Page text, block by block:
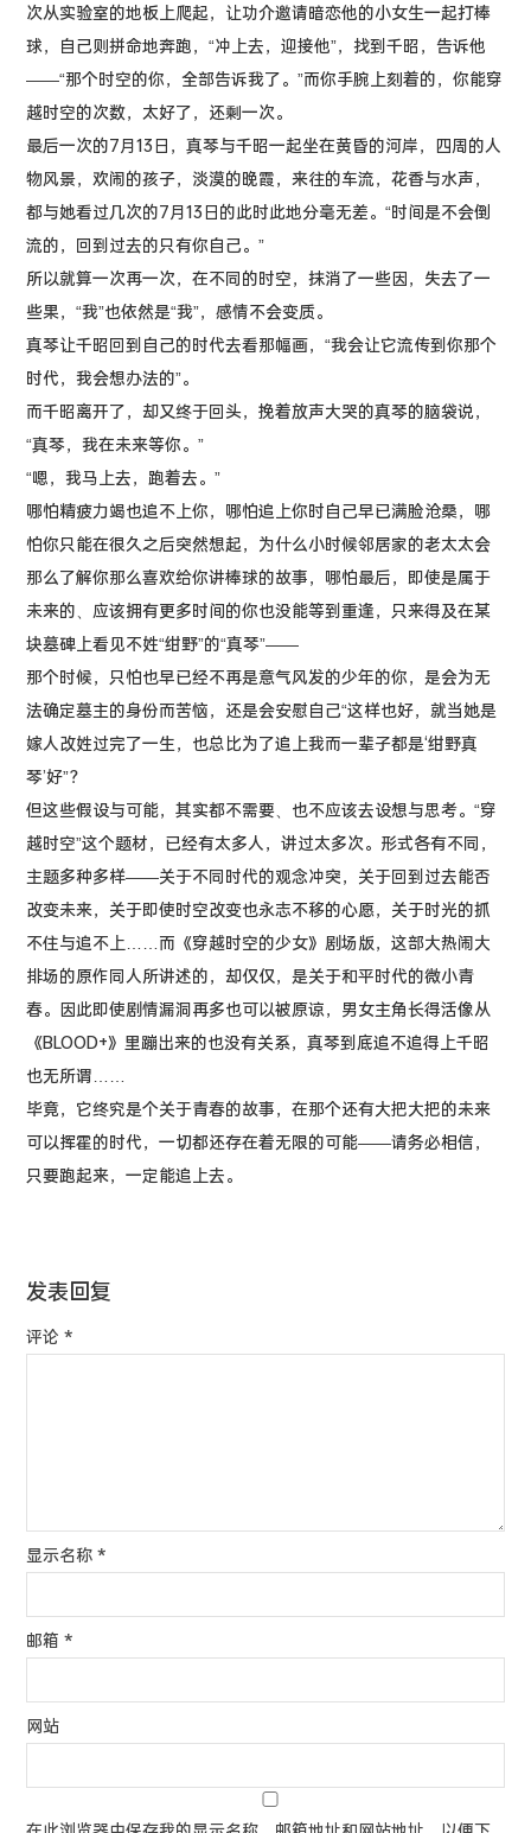
次从实验室的地板上爬起，让功介邀请暗恋他的小女生一起打棒
球，自己则拼命地奔跑，“冲上去，迎接他”，找到千昭，告诉他
——“那个时空的你，全部告诉我了。”而你手腕上刻着的，你能穿
越时空的次数，太好了，还剩一次。
最后一次的7月13日，真琴与千昭一起坐在黄昏的河岸，四周的人
物风景，欢闹的孩子，淡漠的晚霞，来往的车流，花香与水声，
都与她看过几次的7月13日的此时此地分毫无差。“时间是不会倒
流的，回到过去的只有你自己。”
所以就算一次再一次，在不同的时空，抹消了一些因，失去了一
些果，“我”也依然是“我”，感情不会变质。
真琴让千昭回到自己的时代去看那幅画，“我会让它流传到你那个
时代，我会想办法的”。
而千昭离开了，却又终于回头，挽着放声大哭的真琴的脑袋说，
“真琴，我在未来等你。”
“嗯，我马上去，跑着去。”
哪怕精疲力竭也追不上你，哪怕追上你时自己早已满脸沧桑，哪
怕你只能在很久之后突然想起，为什么小时候邻居家的老太太会
那么了解你那么喜欢给你讲棒球的故事，哪怕最后，即使是属于
未来的、应该拥有更多时间的你也没能等到重逢，只来得及在某
块墓碑上看见不姓“绀野”的“真琴”——
那个时候，只怕也早已经不再是意气风发的少年的你，是会为无
法确定墓主的身份而苦恼，还是会安慰自己“这样也好，就当她是
嫁人改姓过完了一生，也总比为了追上我而一辈子都是‘绀野真
琴’好”？
但这些假设与可能，其实都不需要、也不应该去设想与思考。“穿
越时空”这个题材，已经有太多人，讲过太多次。形式各有不同，
主题多种多样——关于不同时代的观念冲突，关于回到过去能否
改变未来，关于即使时空改变也永志不移的心愿，关于时光的抓
不住与追不上……而《穿越时空的少女》剧场版，这部大热闹大
排场的原作同人所讲述的，却仅仅，是关于和平时代的微小青
春。因此即使剧情漏洞再多也可以被原谅，男女主角长得活像从
《BLOOD+》里蹦出来的也没有关系，真琴到底追不追得上千昭
也无所谓……
毕竟，它终究是个关于青春的故事，在那个还有大把大把的未来
可以挥霍的时代，一切都还存在着无限的可能——请务必相信，
只要跑起来，一定能追上去。
发表回复
评论*
显示名称*
邮箱*
网站